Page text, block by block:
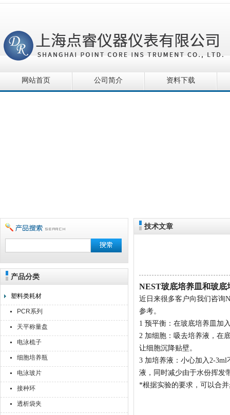
上海点睿仪器仪表有限公司
网站首页 公司简介 资料下载
产品分类
塑料类耗材
PCR系列
天平称量盘
电泳梳子
细胞培养瓶
电泳玻片
接种环
透析袋夹
技术文章
NEST玻底培养皿和玻底
近日来很多客户向我们咨询
参考。
1 预平衡：在玻底培养皿加
2 加细胞：吸去培养液，在
让细胞沉降贴壁。
3 加培养液：小心加入2-
液，同时减少由于水份挥发
*根据实验的要求，可以合